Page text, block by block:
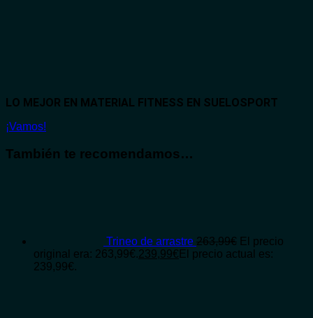
LO MEJOR EN MATERIAL FITNESS EN SUELOSPORT
¡Vamos!
También te recomendamos…
Trineo de arrastre 263,99€ El precio
original era: 263,99€.239,99€ El precio actual es:
239,99€.